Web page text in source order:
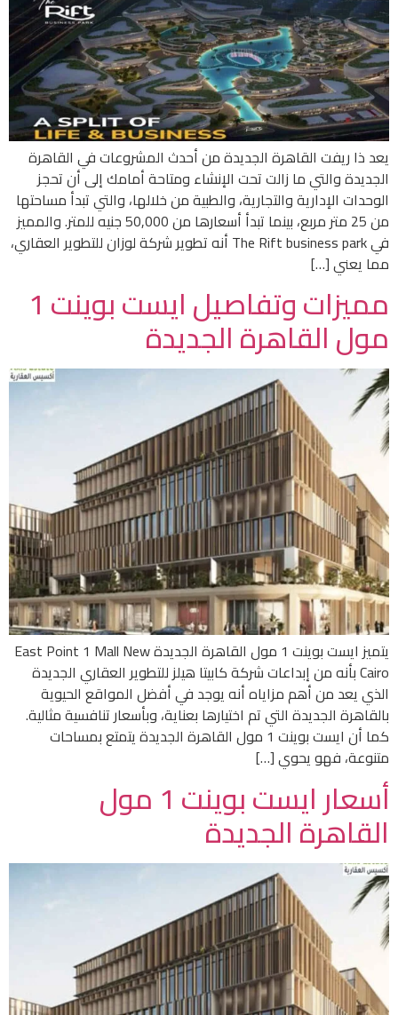
يعد ذا ريفت القاهرة الجديدة من أحدث المشروعات في القاهرة
الجديدة والتي ما زالت تحت الإنشاء ومتاحة أمامك إلى أن تحجز
الوحدات الإدارية والتجارية، والطبية من خلالها، والتي تبدأ مساحتها
من 25 متر مربع، بينما تبدأ أسعارها من 50,000 جنيه للمتر. والمميز
في The Rift business park أنه تطوير شركة لوزان للتطوير العقاري،
مما يعني […]
مميزات وتفاصيل ايست بوينت 1
مول القاهرة الجديدة
يتميز ايست بوينت 1 مول القاهرة الجديدة East Point 1 Mall New
Cairo بأنه من إبداعات شركة كابيتا هيلز للتطوير العقاري الجديدة
الذي يعد من أهم مزاياه أنه يوجد في أفضل المواقع الحيوية
بالقاهرة الجديدة التي تم اختيارها بعناية، وبأسعار تنافسية مثالية.
كما أن ايست بوينت 1 مول القاهرة الجديدة يتمتع بمساحات
متنوعة، فهو يحوي […]
أسعار ايست بوينت 1 مول
القاهرة الجديدة